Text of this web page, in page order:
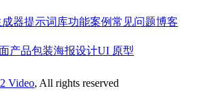
器提示词库功能案例常见问题博客
产品包装海报设计UI 原型
Video, All rights reserved